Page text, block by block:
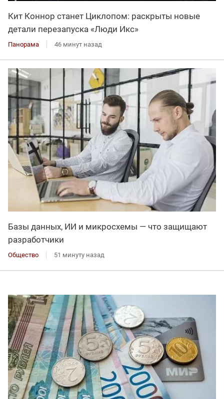
Кит Коннор станет Циклопом: раскрыты новые
детали перезапуска «Люди Икс»
Панорама 46 минут назад
Базы данных, ИИ и микросхемы — что защищают
разработчики
Общество 51 минуту назад